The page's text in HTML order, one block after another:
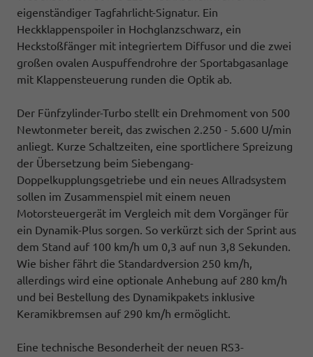
eigenständiger Tagfahrlicht-Signatur. Ein
Heckklappenspoiler in Hochglanzschwarz, ein
Heckstoßfänger mit integriertem Diffusor und die zwei
großen ovalen Auspuffendrohre der Sportabgasanlage
mit Klappensteuerung runden die Optik ab.
Der Fünfzylinder-Turbo stellt ein Drehmoment von 500
Newtonmeter bereit, das zwischen 2.250 - 5.600 U/min
anliegt. Kurze Schaltzeiten, eine sportlichere Spreizung
der Übersetzung beim Siebengang-
Doppelkupplungsgetriebe und ein neues Allradsystem
sollen im Zusammenspiel mit einem neuen
Motorsteuergerät im Vergleich mit dem Vorgänger für
ein Dynamik-Plus sorgen. So verkürzt sich der Sprint aus
dem Stand auf 100 km/h um 0,3 auf nun 3,8 Sekunden.
Wie bisher fährt die Standardversion 250 km/h,
allerdings wird eine optionale Anhebung auf 280 km/h
und bei Bestellung des Dynamikpakets inklusive
Keramikbremsen auf 290 km/h ermöglicht.
Eine technische Besonderheit der neuen RS3-